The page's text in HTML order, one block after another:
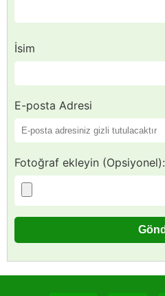
İsim
E-posta Adresi
Fotoğraf ekleyin (Opsiyonel):